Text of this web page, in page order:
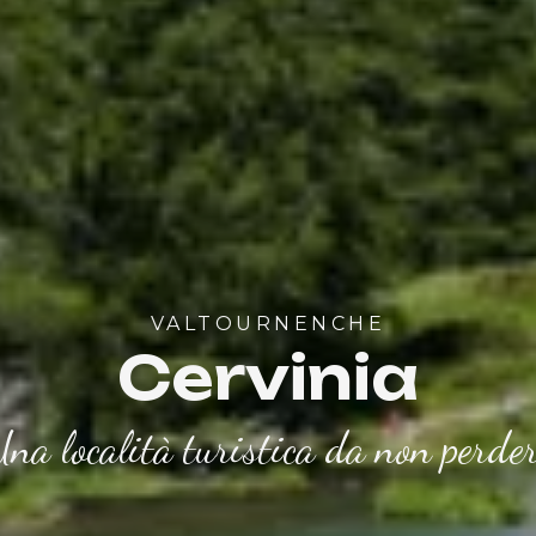
VALTOURNENCHE
Cervinia
località turistica da non